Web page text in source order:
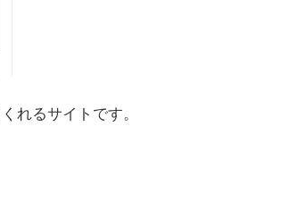
れるサイトです。